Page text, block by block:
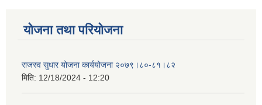
योजना तथा परियोजना
राजस्व सुधार योजना कार्ययोजना २०७९।८०-८१।८२
मिति: 12/18/2024 - 12:20